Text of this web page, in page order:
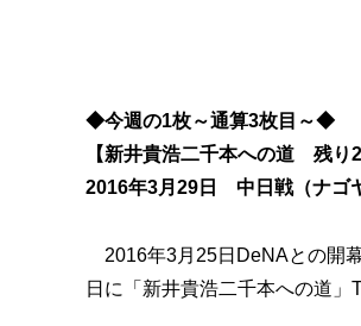
◆今週の1枚～通算3枚目～◆
【新井貴浩二千本への道 残り
2016年3月29日 中日戦（ナゴ
2016年3月25日DeNAとの開
日に「新井貴浩二千本への道」